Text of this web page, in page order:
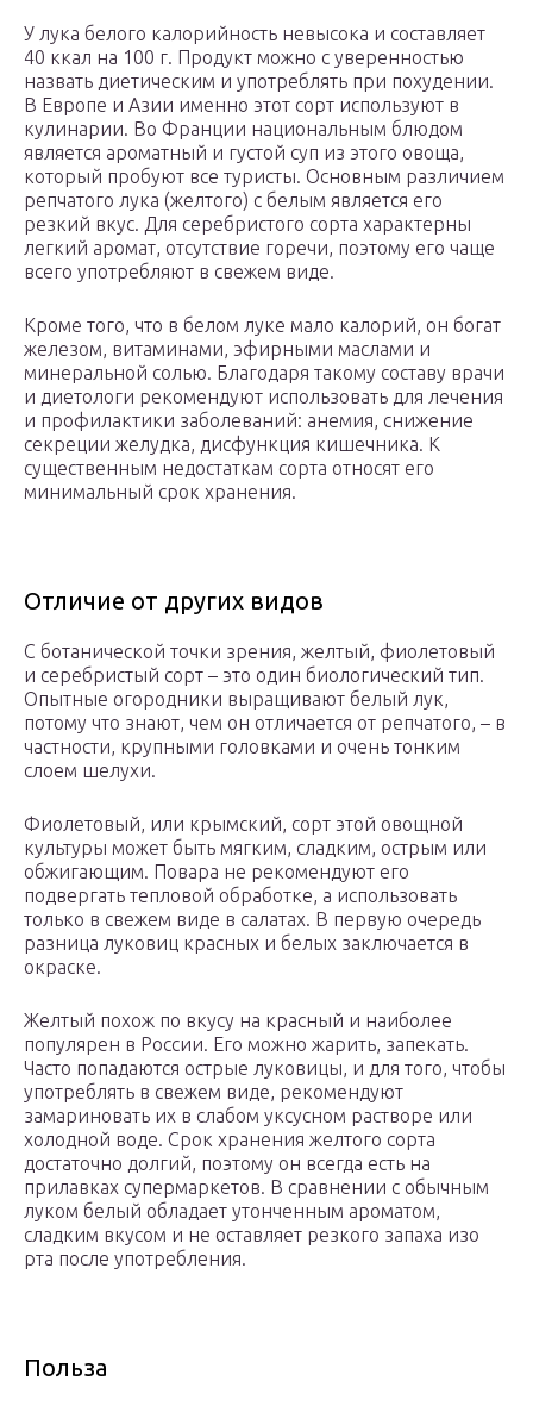
У лука белого калорийность невысока и составляет
40 ккал на 100 г. Продукт можно с уверенностью
назвать диетическим и употреблять при похудении.
В Европе и Азии именно этот сорт используют в
кулинарии. Во Франции национальным блюдом
является ароматный и густой суп из этого овоща,
который пробуют все туристы. Основным различием
репчатого лука (желтого) с белым является его
резкий вкус. Для серебристого сорта характерны
легкий аромат, отсутствие горечи, поэтому его чаще
всего употребляют в свежем виде.
Кроме того, что в белом луке мало калорий, он богат
железом, витаминами, эфирными маслами и
минеральной солью. Благодаря такому составу врачи
и диетологи рекомендуют использовать для лечения
и профилактики заболеваний: анемия, снижение
секреции желудка, дисфункция кишечника. К
существенным недостаткам сорта относят его
минимальный срок хранения.
Отличие от других видов
С ботанической точки зрения, желтый, фиолетовый
и серебристый сорт – это один биологический тип.
Опытные огородники выращивают белый лук,
потому что знают, чем он отличается от репчатого, – в
частности, крупными головками и очень тонким
слоем шелухи.
Фиолетовый, или крымский, сорт этой овощной
культуры может быть мягким, сладким, острым или
обжигающим. Повара не рекомендуют его
подвергать тепловой обработке, а использовать
только в свежем виде в салатах. В первую очередь
разница луковиц красных и белых заключается в
окраске.
Желтый похож по вкусу на красный и наиболее
популярен в России. Его можно жарить, запекать.
Часто попадаются острые луковицы, и для того, чтобы
употреблять в свежем виде, рекомендуют
замариновать их в слабом уксусном растворе или
холодной воде. Срок хранения желтого сорта
достаточно долгий, поэтому он всегда есть на
прилавках супермаркетов. В сравнении с обычным
луком белый обладает утонченным ароматом,
сладким вкусом и не оставляет резкого запаха изо
рта после употребления.
Польза